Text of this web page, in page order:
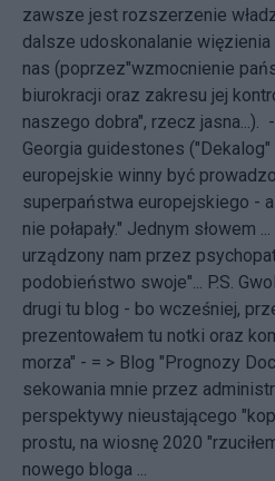
zawsze jest rozszerzenie
dalsze udoskonalanie
nas (poprzez"wzmocnienie
biurokracji oraz zakresu jej
naszego dobra", rzecz jasna...).
Georgia guidestones ("Dekalog"
europejskie winny być
superpaństwa europejskiego -
nie połapały." Jednym słowem
urządzony nam przez
podobieństwo swoje"... P.S.
drugi tu blog - bo wcześniej,
prezentowałem tu notki oraz
morza" - = > Blog "Prognozy
sekowania mnie przez
perspektywy nieustającego
prostu, na wiosnę 2020
nowego bloga ...